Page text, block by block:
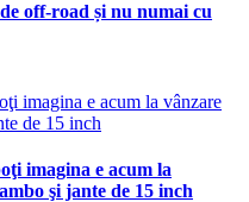
off-road și nu numai cu
imagina e acum la
şi jante de 15 inch